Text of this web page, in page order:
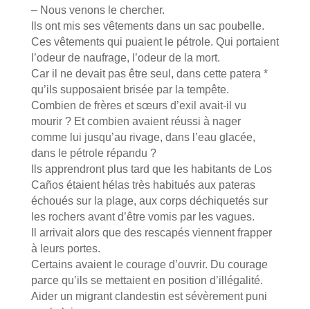
– Nous venons le chercher.
Ils ont mis ses vêtements dans un sac poubelle.
Ces vêtements qui puaient le pétrole. Qui portaient
l’odeur de naufrage, l’odeur de la mort.
Car il ne devait pas être seul, dans cette patera *
qu’ils supposaient brisée par la tempête.
Combien de frères et sœurs d’exil avait-il vu
mourir ? Et combien avaient réussi à nager
comme lui jusqu’au rivage, dans l’eau glacée,
dans le pétrole répandu ?
Ils apprendront plus tard que les habitants de Los
Caños étaient hélas très habitués aux pateras
échoués sur la plage, aux corps déchiquetés sur
les rochers avant d’être vomis par les vagues.
Il arrivait alors que des rescapés viennent frapper
à leurs portes.
Certains avaient le courage d’ouvrir. Du courage
parce qu’ils se mettaient en position d’illégalité.
Aider un migrant clandestin est sévèrement puni